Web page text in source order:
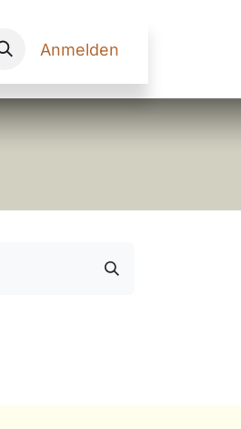
Anmelden